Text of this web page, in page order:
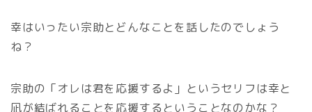
幸はいったい宗助とどんなことを話したのでしょう
ね？
宗助の「オレは君を応援するよ」というセリフは幸と
凪が結ばれることを応援するということなのかな？